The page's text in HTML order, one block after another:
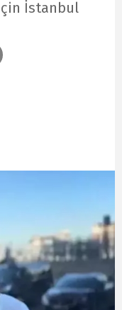
İstanbul